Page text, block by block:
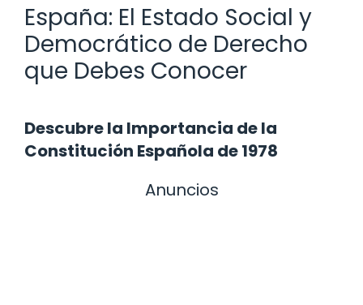
España: El Estado Social y
Democrático de Derecho
que Debes Conocer
Descubre la Importancia de la
Constitución Española de 1978
Anuncios